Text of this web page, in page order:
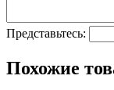
Представьтесь:
Похожие